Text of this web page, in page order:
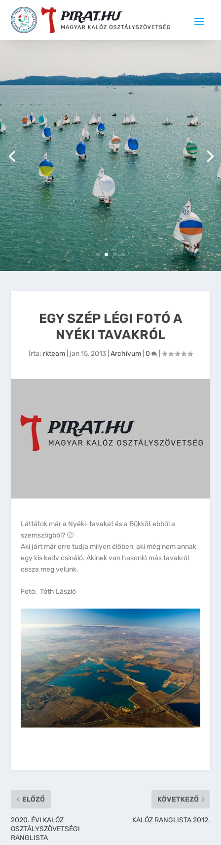
EGY SZÉP LÉGI FOTÓ A
NYÉKI TAVAKRÓL
Írta: rkteam jan 15, 2013 Archívum 0
Láttátok már a Nyéki-tavakat és a Bükköt ebből a
szemszögből? 🙂
Aki járt már erre tudja milyen élőben, aki még nem annak
egy kis kedv csináló. Akinek van hasonló más tavakról
ossza meg velünk.
Fotó: Tóth László
ELŐZŐ
2020. ÉVI KALÓZ
OSZTÁLYSZÖVETSÉGI
RANGLISTA
KÖVETKEZŐ
KALÓZ RANGLISTA 2012.